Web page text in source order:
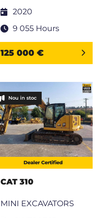
2020
9 055 Hours
125 000 €
Nou in stoc
Dealer Certified
CAT 310
MINI EXCAVATORS